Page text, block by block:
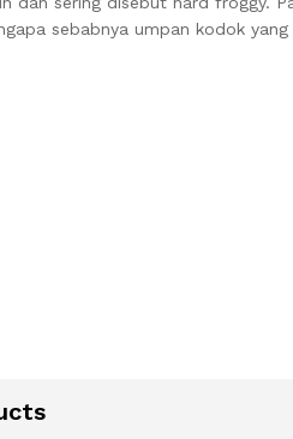
sebabnya umpan kodok